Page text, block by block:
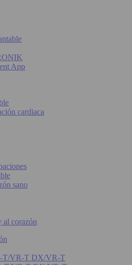
App
cardiaca
sano
al corazón
T/VR-T DX/VR-T